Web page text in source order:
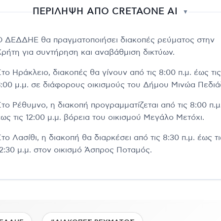
ΠΕΡΙΛΗΨΗ ΑΠΟ CRETAONE AI ▼
ΔΕΔΔΗΕ θα πραγματοποιήσει διακοπές ρεύματος στην
για συντήρηση και αναβάθμιση δικτύων.
Ηράκλειο, διακοπές θα γίνουν από τις 8:00 π.μ. έως τις
μ.μ. σε διάφορους οικισμούς του Δήμου Μινώα
Ρέθυμνο, η διακοπή προγραμματίζεται από τις 8:00
τις 12:00 μ.μ. βόρεια του οικισμού Μεγάλο Μετόχι.
Λασίθι, η διακοπή θα διαρκέσει από τις 8:30 π.μ. έως
μ.μ. στον οικισμό Άσπρος Ποταμός.